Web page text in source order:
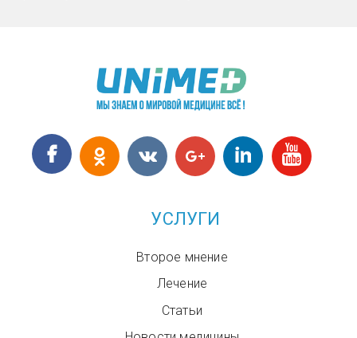
УСЛУГИ
Второе мнение
Лечение
Статьи